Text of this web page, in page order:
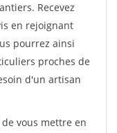
Recevez
en rejoignant
pourrez ainsi
proches de
d'un artisan
vous mettre en